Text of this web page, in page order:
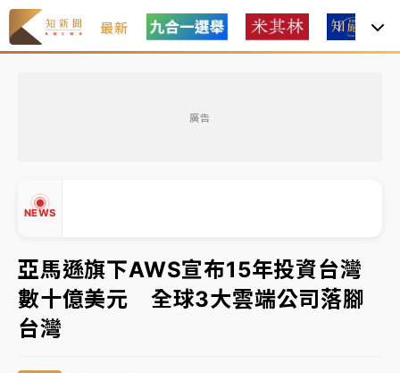
最新
廣告
NEWS
有片｜
連根拔起
中颱白海豚風雨來了！中部以北防豪雨 今晚、明天影
響最劇烈
白海豚逼近！北市水門只出不進 未移置車輛最高罰
4800＋拖吊費
▼
亞馬遜旗下AWS宣布15年投資台灣
數十億美元 全球3大雲端公司落腳
台灣